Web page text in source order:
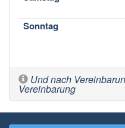
Sonntag
Und nach
Vereinbarung